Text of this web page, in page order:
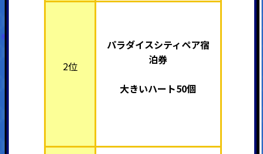
2位
パラダイスシティペア宿
泊券
大きいハート50個